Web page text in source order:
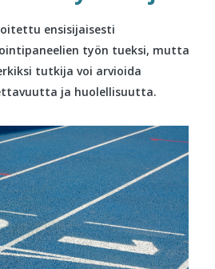
ensisijaisesti
työn tueksi, mutta
tutkija voi arvioida
ja huolellisuutta.